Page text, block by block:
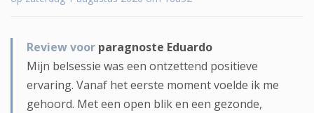
Review voor paragnoste Eduardo
Mijn belsessie was een ontzettend positieve
ervaring. Vanaf het eerste moment voelde ik me
gehoord. Met een open blik en een gezonde,